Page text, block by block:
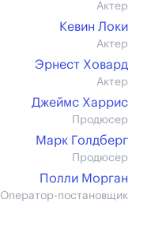
Актер
Кевин Локи
Актер
Эрнест Ховард
Актер
Джеймс Харрис
Продюсер
Марк Голдберг
Продюсер
Полли Морган
Оператор-постановщик